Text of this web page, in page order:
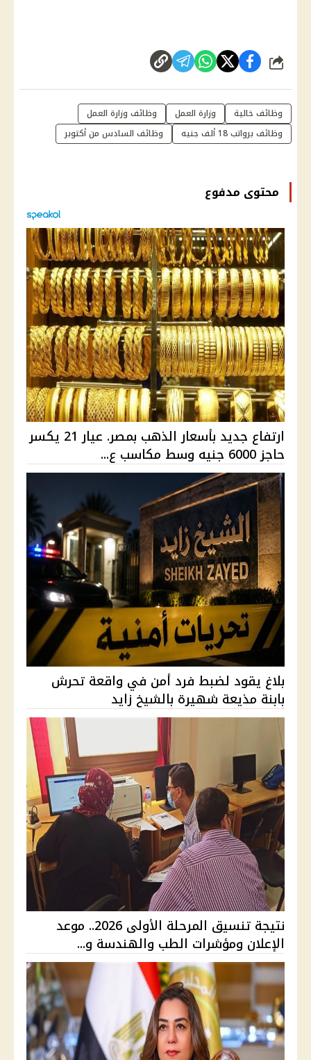
شارك
وظائف خالية وزارة العمل
وظائف وزارة العمل
وظائف برواتب 18 ألف جنيه
وظائف السادس من أكتوبر
محتوى مدفوع
ارتفاع جديد بأسعار الذهب بمصر. عيار 21 يكسر
حاجز 6000 جنيه وسط مكاسب ع...
بلاغ يقود لضبط فرد أمن في واقعة تحرش
بابنة مذيعة شهيرة بالشيخ زايد
نتيجة تنسيق المرحلة الأولى 2026.. موعد
الإعلان ومؤشرات الطب والهندسة و...